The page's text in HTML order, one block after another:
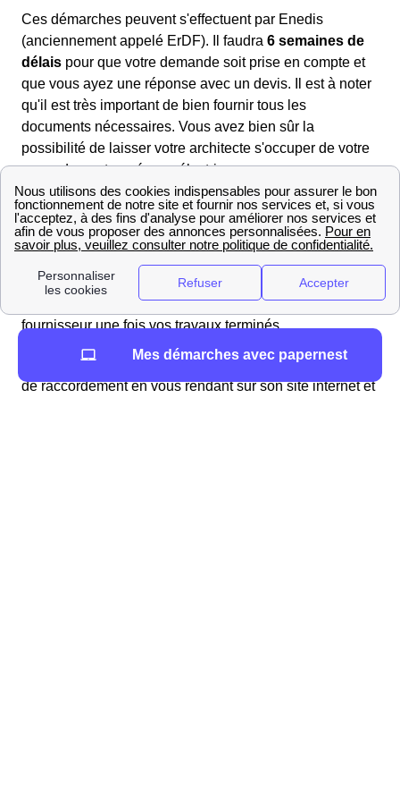
Ces démarches peuvent s'effectuent par Enedis
(anciennement appelé ErDF). Il faudra 6 semaines de
délais pour que votre demande soit prise en compte et
que vous ayez une réponse avec un devis. Il est à noter
qu'il est très important de bien fournir tous les
documents nécessaires. Vous avez bien sûr la
possibilité de laisser votre architecte s'occuper de votre
raccordement au réseau électrique.
Raccordement ErDF à Faverges
Si vous êtes enpleine constructionde votre logement
réseau électrique d'
EnedisFaverges (ex-ErDF) afin de
pouvoir souscrire un contrat d'électricité auprès d'un
fournisseur une fois vos travaux terminés.
Pour cela vous devez adresser à Enedis une demande
de raccordement en vous rendant sur son site internet et
Mes démarches avec papernest